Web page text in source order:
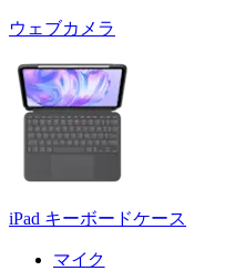
ウェブカメラ
iPad キーボードケース
マイク